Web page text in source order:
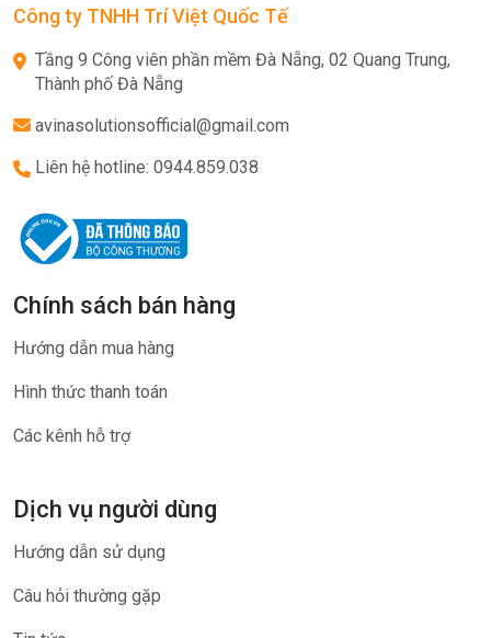
Công ty TNHH Trí Việt Quốc Tế
Tầng 9 Công viên phần mềm Đà Nẵng, 02 Quang Trung,
Thành phố Đà Nẵng
avinasolutionsofficial@gmail.com
Liên hệ hotline: 0944.859.038
Chính sách bán hàng
Hướng dẫn mua hàng
Hình thức thanh toán
Các kênh hỗ trợ
Dịch vụ người dùng
Hướng dẫn sử dụng
Câu hỏi thường gặp